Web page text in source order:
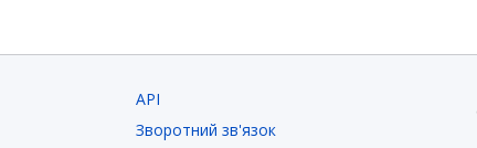
API
Зворотний зв'язок